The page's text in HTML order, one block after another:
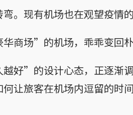
。现有机场也在观望疫情
商场”的机场，乖乖变回朴
好”的设计心态，正逐渐
让旅客在机场内逗留的时